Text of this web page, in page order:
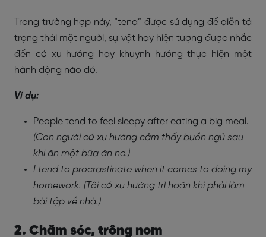
Trong trường hợp này, “tend” được sử dụng để diễn tả
trạng thái một người, sự vật hay hiện tượng được nhắc
đến có xu hướng hay khuynh hướng thực hiện một
hành động nào đó.
Ví dụ:
People tend to feel sleepy after eating a big meal.
(Con người có xu hướng cảm thấy buồn ngủ sau
khi ăn một bữa ăn no.)
I tend to procrastinate when it comes to doing my
homework. (Tôi có xu hướng trì hoãn khi phải làm
bài tập về nhà.)
2. Chăm sóc, trông nom